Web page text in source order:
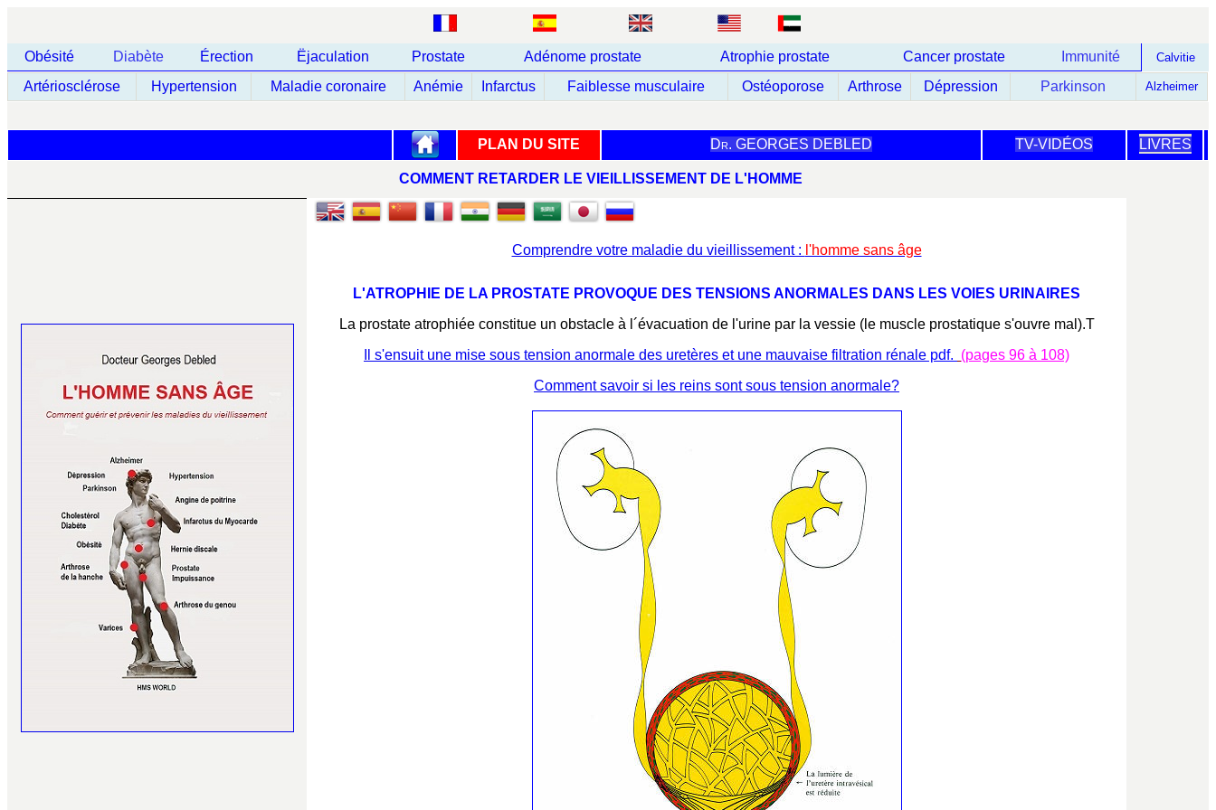
Obésité Diabète Érection Ëjaculation Prostate Adénome prostate Atrophie prostate Cancer prostate Immunité Calvitie
Artériosclérose Hypertension Maladie coronaire Anémie Infarctus Faiblesse musculaire Ostéoporose Arthrose Dépression Parkinson Alzheimer
PLAN DU SITE Dr. GEORGES DEBLED TV-VIDÉOS LIVRES
COMMENT RETARDER LE VIEILLISSEMENT DE L'HOMME
Comprendre votre maladie du vieillissement : l'homme sans âge
L'ATROPHIE DE LA PROSTATE PROVOQUE DES TENSIONS ANORMALES DANS LES VOIES URINAIRES
La prostate atrophiée constitue un obstacle à l´évacuation de l'urine par la vessie (le muscle prostatique s'ouvre mal).T
Il s'ensuit une mise sous tension anormale des uretères et une mauvaise filtration rénale pdf. (pages 96 à 108)
Comment savoir si les reins sont sous tension anormale?